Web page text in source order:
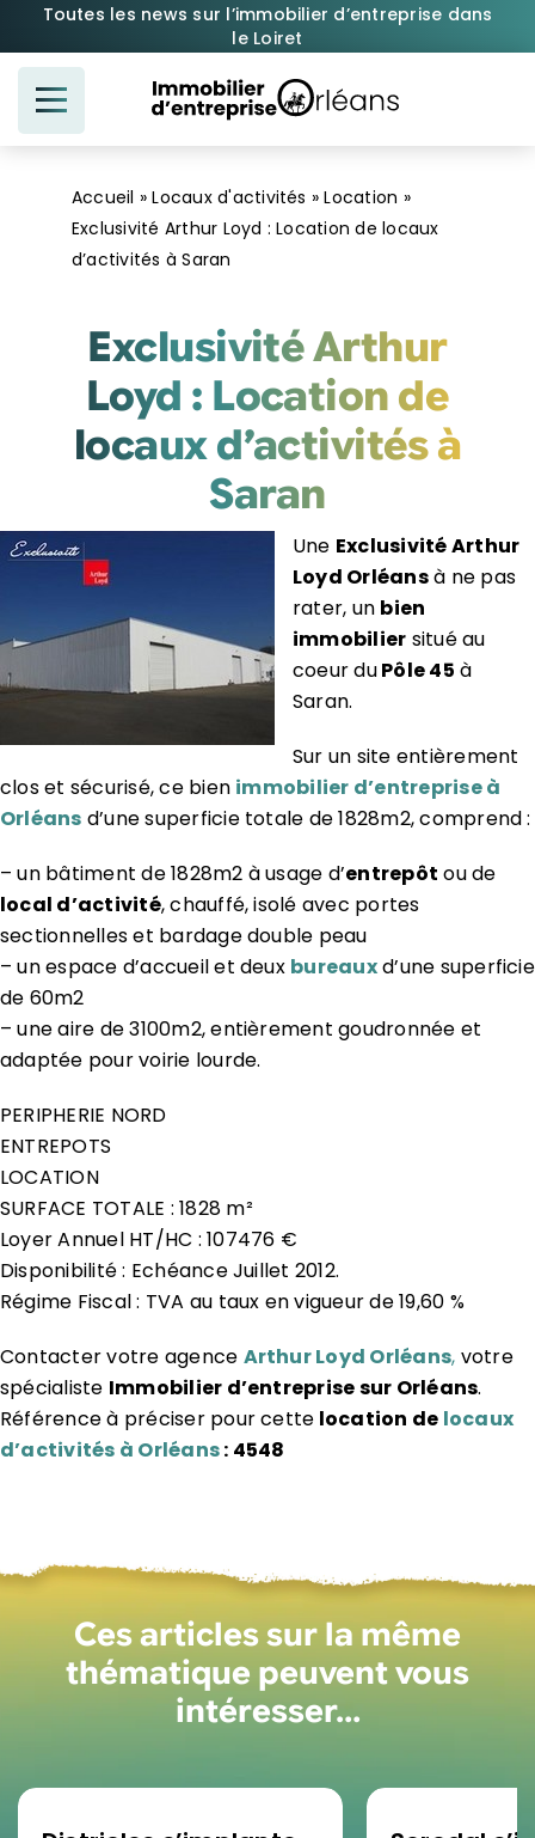
Passer
contenu
Toutes les news sur l’immobilier d’entreprise dans
le Loiret
Accueil »Locaux d'activités »Location »
Exclusivité Arthur Loyd : Location de locaux
d’activités à Saran
Exclusivité Arthur
Loyd : Location de
locaux d’activités à
Saran
Une Exclusivité Arthur
Loyd Orléansà ne pas
rater, un bien
immobilier situé au
coeur duPôle 45 à
Saran.
Sur un site entièrement
clos et sécurisé, ce bien immobilier d’entreprise à
Orléans d’une superficie totale de 1828m2, comprend :
– un bâtiment de 1828m2 à usage d’entrepôt ou de
local d’activité, chauffé, isolé avec portes
sectionnelles et bardage double peau
– un espace d’accueil et deux bureauxd’une superficie
de 60m2
– une aire de 3100m2, entièrement goudronnée et
adaptée pour voirie lourde.
PERIPHERIE NORD
ENTREPOTS
LOCATION
SURFACE TOTALE : 1828 m²
Loyer Annuel HT/HC : 107476 €
Disponibilité : Echéance Juillet 2012.
Régime Fiscal : TVA au taux en vigueur de 19,60 %
Contacter votre agence Arthur Loyd Orléans, votre
spécialiste Immobilier d’entreprise sur Orléans.
Référence à préciser pour cette location de locaux
d’activités à Orléans: 4548
Ces articles sur la même
thématique peuvent vous
intéresser…